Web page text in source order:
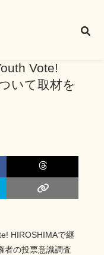
Vote!
いて取材を
HIROSHIMAで継
者の投票意識調査